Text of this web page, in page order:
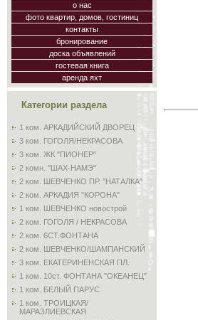
о нас
фото квартир, домов, гостиниц
контакты
бронирование
доска объявлений
гостевая книга
аренда яхт
Категории раздела
1 ком. АРКАДИЙСКИЙ ДВОРЕЦ
3 ком. ГОГОЛЯ/НЕКРАСОВА
3 ком. ЖК "ПИОНЕР"
2 комн. "ШАХ-НАМЭ"
2 ком. ШЕВЧЕНКО ПР. "НАТАЛКА"
2 ком. АРКАДИЯ "КОРОНА"
1 ком. ШЕВЧЕНКО новострой
2 ком. ГОГОЛЯ / НЕКРАСОВА
2 ком. 6СТ.ФОНТАНА
2 ком. ШЕВЧЕНКО/ШАМПАНСКИЙ
3 ком. ЕКАТЕРИНЕНСКАЯ ПЛ.
1 ком. 10ст. ФОНТАНА "ОКЕАНЕЦ"
1 ком. БЕЛЫЙ ПАРУС
1 ком. ТРОИЦКАЯ/
МАРАЗЛИЕВСКАЯ